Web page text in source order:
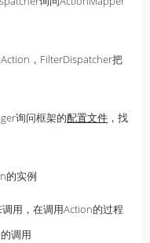
，FilterDispatcher把
询问框架的配置文件 ，找
的实例
用，在调用Action的过程
调用